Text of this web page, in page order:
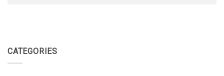
CATEGORIES